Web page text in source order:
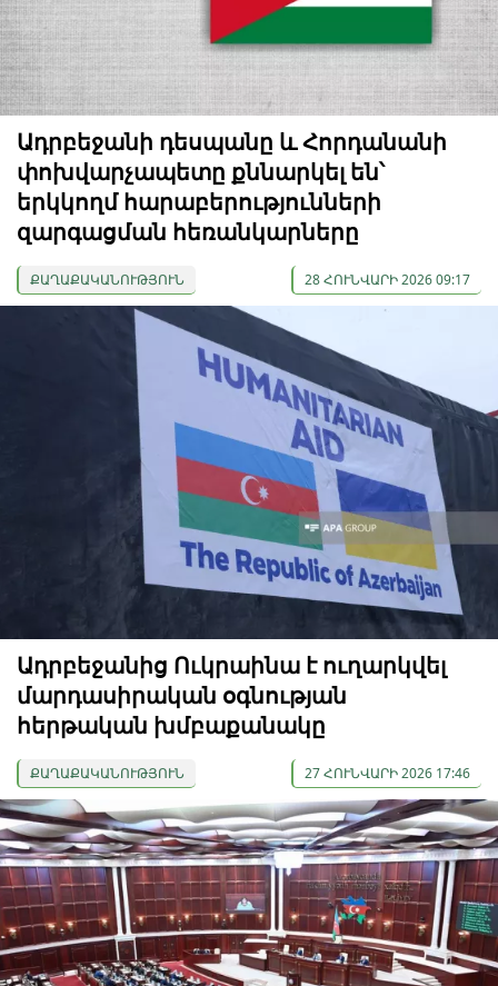
Ադրբեջանի դեսպանը և Հորդանանի
փոխվարչապետը քննարկել են՝
երկկողմ հարաբերությունների
զարգացման հեռանկարները
ՔԱՂԱՔԱԿԱՆՈՒԹՅՈՒՆ 28 ՀՈՒՆՎԱՐԻ 2026 09:17
Ադրբեջանից Ուկրաինա է ուղարկվել
մարդասիրական օգնության
հերթական խմբաքանակը
ՔԱՂԱՔԱԿԱՆՈՒԹՅՈՒՆ 27 ՀՈՒՆՎԱՐԻ 2026 17:46